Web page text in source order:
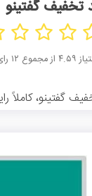
تخفیف گفتینو
مجموع ۱۲ رای)
گفتینو، کاملاً